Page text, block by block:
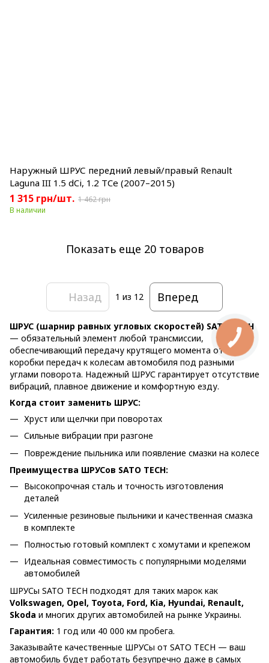
Наружный ШРУС передний левый/правый Renault
Laguna III 1.5 dCi, 1.2 TCe (2007–2015)
1 315 грн/шт. 1 462 грн
В наличии
Показать еще 20 товаров
Назад 1 из 12 Вперед
ШРУС (шарнир равных угловых скоростей) SATO TECH
— обязательный элемент любой трансмиссии,
обеспечивающий передачу крутящего момента от
коробки передач к колесам автомобиля под разными
углами поворота. Надежный ШРУС гарантирует отсутствие
вибраций, плавное движение и комфортную езду.
Когда стоит заменить ШРУС:
Хруст или щелчки при поворотах
Сильные вибрации при разгоне
Повреждение пыльника или появление смазки на колесе
Преимущества ШРУСов SATO TECH:
Высокопрочная сталь и точность изготовления
деталей
Усиленные резиновые пыльники и качественная смазка
в комплекте
Полностью готовый комплект с хомутами и крепежом
Идеальная совместимость с популярными моделями
автомобилей
ШРУСы SATO TECH подходят для таких марок как
Volkswagen, Opel, Toyota, Ford, Kia, Hyundai, Renault,
Skoda и многих других автомобилей на рынке Украины.
Гарантия: 1 год или 40 000 км пробега.
Заказывайте качественные ШРУСы от SATO TECH — ваш
автомобиль будет работать безупречно даже в самых